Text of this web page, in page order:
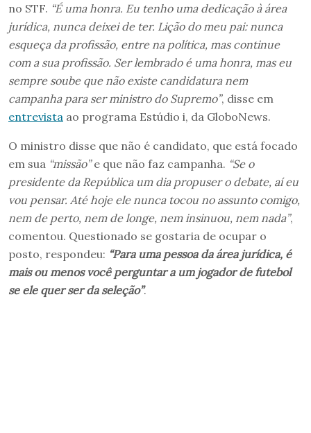
no STF. “É uma honra. Eu tenho uma dedicação à área
jurídica, nunca deixei de ter. Lição do meu pai: nunca
esqueça da profissão, entre na política, mas continue
com a sua profissão. Ser lembrado é uma honra, mas eu
sempre soube que não existe candidatura nem
campanha para ser ministro do Supremo”, disse em
entrevista ao programa Estúdio i, da GloboNews.
O ministro disse que não é candidato, que está focado
em sua “missão”e que não faz campanha. “Se o
presidente da República um dia propuser o debate, aí eu
vou pensar. Até hoje ele nunca tocou no assunto comigo,
nem de perto, nem de longe, nem insinuou, nem nada”,
comentou. Questionado se gostaria de ocupar o
posto, respondeu: “Para uma pessoa da área jurídica, é
mais ou menos você perguntar a um jogador de futebol
se ele quer ser da seleção”.